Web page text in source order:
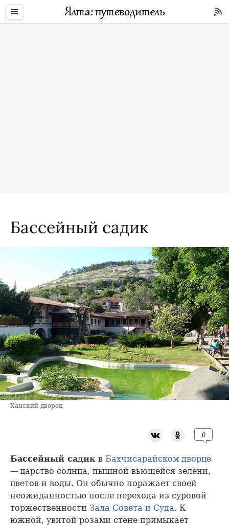
Бассейный садик
Ханский дворец
0
Бассейный садик в Бахчисарайском дворце
— царство солнца, пышной вьющейся зелени,
цветов и воды. Он обычно поражает своей
неожиданностью после перехода из суровой
торжественности Зала Совета и Суда. К
южной, увитой розами стене примыкает